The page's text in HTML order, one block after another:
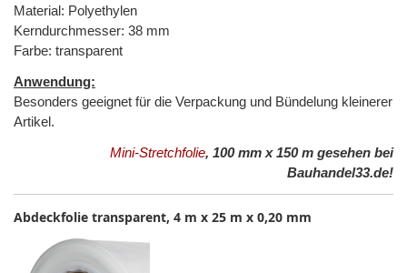
Material: Polyethylen
Kerndurchmesser: 38 mm
Farbe: transparent
Anwendung:
Besonders geeignet für die Verpackung und Bündelung kleinerer
Artikel.
Mini-Stretchfolie, 100 mm x 150 m gesehen bei
Bauhandel33.de!
Abdeckfolie transparent, 4 m x 25 m x 0,20 mm